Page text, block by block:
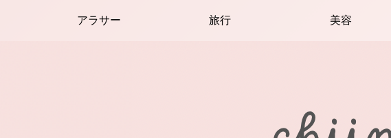
アラサー 旅行 美容